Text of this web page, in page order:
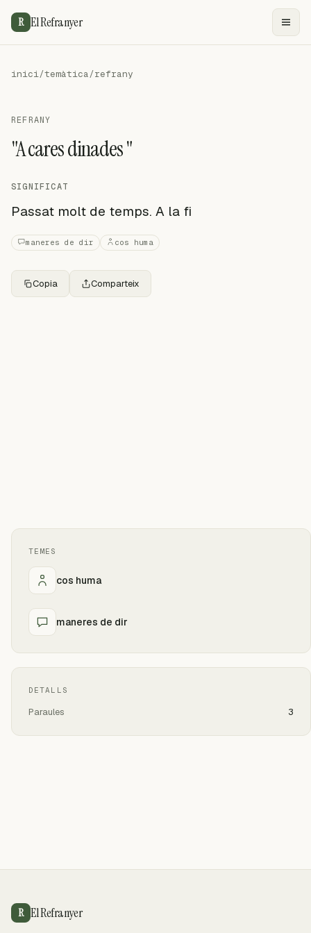
R El Refranyer
inici/temàtica/refrany
REFRANY
"A cares dinades "
SIGNIFICAT
Passat molt de temps. A la fi
maneres de dir cos huma
Copia Comparteix
TEMES
cos huma
maneres de dir
DETALLS
Paraules 3
R El Refranyer